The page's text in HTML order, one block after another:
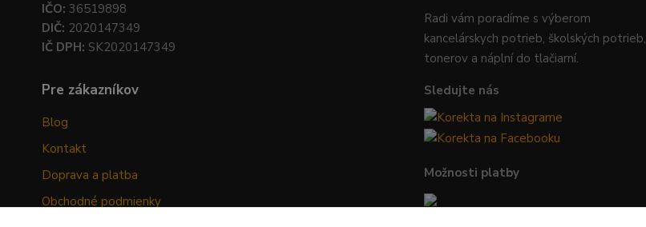
IČO: 36519898
DIČ: 2020147349
IČ DPH: SK2020147349
Pre zákazníkov
Blog
Kontakt
Doprava a platba
Obchodné podmienky
Radi vám poradíme s výberom
kancelárskych potrieb, školských potrieb,
tonerov a náplní do tlačiarní.
Sledujte nás
Možnosti platby